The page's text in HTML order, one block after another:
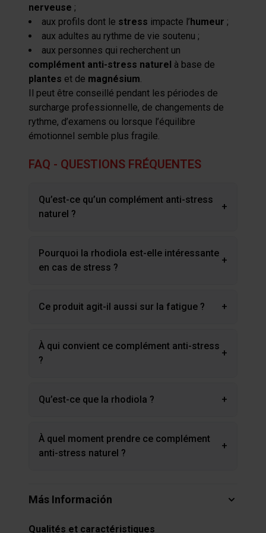
votre consentement à tout moment à partir de la
déclaration sur les cookies.
Les cookies nous permettent de personnaliser le contenu
et les annonces, afin de vous offrir des fonctionnalités
relatives aux médias sociaux et de nous permettre une
analyse du trafic. Nous partageons également des
informations sur votre utilisation de notre site avec nos
partenaires de médias sociaux, de publicité et analyse,
qui peuvent combiner celles-ci avec des informations
collectées lors de votre utilisation de leurs services.
nerveuse ;
aux profils dont le stress impacte l’humeur ;
aux adultes au rythme de vie soutenu ;
aux personnes qui recherchent un
complément anti-stress naturel à base de
plantes et de magnésium.
Il peut être conseillé pendant les périodes de
surcharge professionnelle, de changements de
rythme, d’examens ou lorsque l’équilibre
émotionnel semble plus fragile.
FAQ - QUESTIONS FRÉQUENTES
Qu’est-ce qu’un complément anti-stress
naturel ?
+
Pourquoi la rhodiola est-elle intéressante
en cas de stress ?
+
Ce produit agit-il aussi sur la fatigue ? +
À qui convient ce complément anti-stress
?
+
Qu’est-ce que la rhodiola ? +
À quel moment prendre ce complément
anti-stress naturel ?
+
Más Información
Qualités et caractéristiques